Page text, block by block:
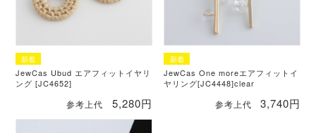
JewCas Ubud エアフィットイヤリ
ング [JC4652]
参考上代
5,280円
JewCas One moreエアフィットイ
ヤリング[JC4448]clear
参考上代
3,740円